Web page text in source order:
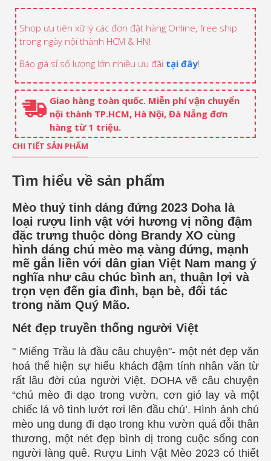
Shop ưu tiên xữ lý các đơn đặt hàng Online, free ship
trong ngày nội thành HCM & HN!
Báo giá sỉ số lượng lớn nhiều ưu đãi tại đây!
Giao hàng toàn quốc. Miễn phí vận chuyển
nội thành TP.HCM, Hà Nội, Đà Nẵng đơn
hàng từ 1 triệu.
CHI TIẾT SẢN PHẨM
Tìm hiểu về sản phẩm
Mèo thuỷ tinh dáng đứng 2023 Doha là
loại rượu linh vật với hương vị nồng đậm
đặc trưng thuộc dòng Brandy XO cùng
hình dáng chú mèo mạ vàng đứng, mạnh
mẽ gắn liền với dân gian Việt Nam mang ý
nghĩa như câu chúc bình an, thuận lợi và
trọn vẹn đến gia đình, bạn bè, đối tác
trong năm Quý Mão.
Nét đẹp truyền thống người Việt
" Miếng Trầu là đầu câu chuyện"- một nét đẹp văn
hoá thể hiện sự hiếu khách đậm tính nhân văn từ
rất lâu đời của người Việt. DOHA vẽ câu chuyện
“chú mèo đi dạo trong vườn, cơn gió lay và một
chiếc lá vô tình lướt rơi lên đầu chú’. Hình ảnh chú
mèo ung dung đi dạo trong khu vườn quá đỗi thân
thương, một nét đẹp bình dị trong cuộc sống con
người làng quê. Rượu Linh Vật Mèo 2023 có thiết